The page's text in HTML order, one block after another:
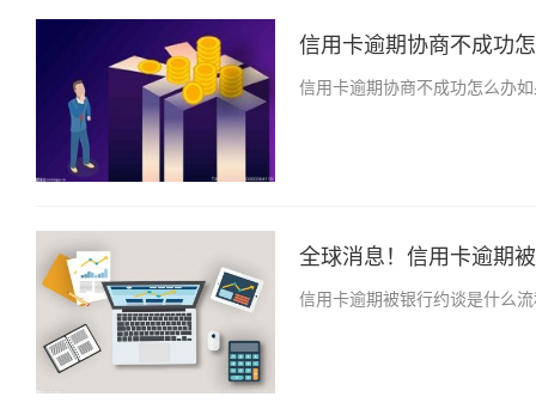
信用卡逾期协商不成功
信用卡逾期协商不成功怎么办
全球消息！信用卡逾期
信用卡逾期被银行约谈是什么